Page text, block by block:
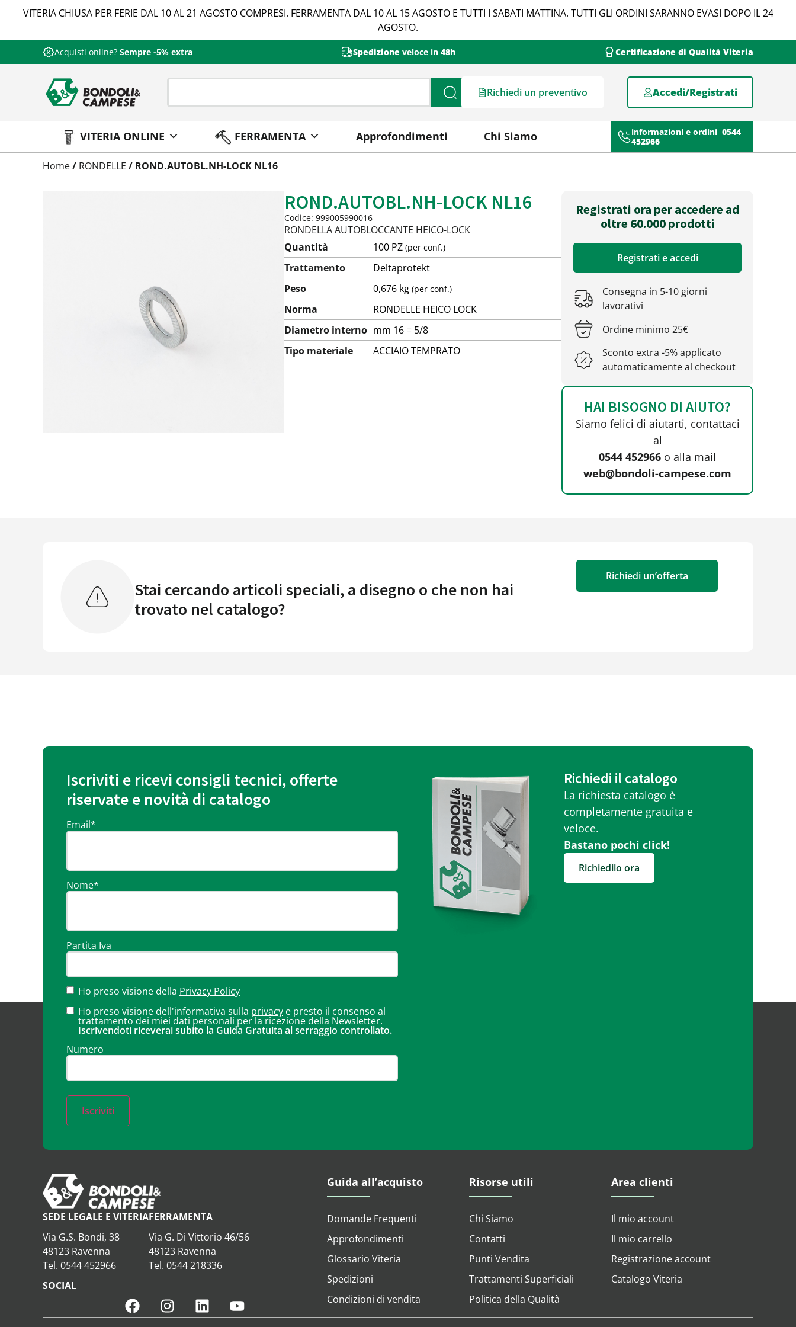
VITERIA CHIUSA PER FERIE DAL 10 AL 21 AGOSTO COMPRESI. FERRAMENTA DAL 10 AL 15 AGOSTO E TUTTI I SABATI MATTINA. TUTTI GLI ORDINI SARANNO EVASI DOPO IL 24
AGOSTO.
Acquisti online? Sempre -5% extra Spedizione veloce in 48h Certificazione di Qualità Viteria
Cerca Richiedi un preventivo Accedi/Registrati
VITERIA ONLINE FERRAMENTA Approfondimenti Chi Siamo informazioni e ordini 0544
452966
TrattamentoHome/ RONDELLE / ROND.AUTOBL.NH-LOCK NL16
ROND.AUTOBL.NH-LOCK NL16
Codice: 999005990016
RONDELLA AUTOBLOCCANTE HEICO-LOCK
Quantità
100 PZ (per conf.)
Trattamento
Deltaprotekt
Peso
0,676 kg (per conf.)
Norma
RONDELLE HEICO LOCK
Diametro interno mm 16 = 5/8
Tipo materiale
ACCIAIO TEMPRATO
Registrati ora per accedere ad
oltre 60.000 prodotti
Registrati e accedi
Consegna in 5-10 giorni
lavorativi
Ordine minimo 25€
Sconto extra -5% applicato
automaticamente al checkout
HAI BISOGNO DI AIUTO?
Siamo felici di aiutarti, contattaci
al
0544 452966 o alla mail
web@bondoli-campese.com
Stai cercando articoli speciali, a disegno o che non hai
trovato nel catalogo?
Richiedi un’offerta
Iscriviti e ricevi consigli tecnici, offerte
riservate e novità di catalogo
Email*
Nome*
Partita Iva
Ho preso visione della Privacy Policy
Ho preso visione dell'informativa sulla privacy e presto il consenso al
trattamento dei miei dati personali per la ricezione della Newsletter.
Iscrivendoti riceverai subito la Guida Gratuita al serraggio controllato.
Numero
Iscriviti
Richiedi il catalogo
La richiesta catalogo è
completamente gratuita e
veloce.
Bastano pochi click!
Richiedilo ora
SEDE LEGALE E VITERIA
Via G.S. Bondi, 38
48123 Ravenna
Tel. 0544 452966
FERRAMENTA
Via G. Di Vittorio 46/56
48123 Ravenna
Tel. 0544 218336
SOCIAL
Guida all’acquisto
Domande Frequenti
Approfondimenti
Glossario Viteria
Spedizioni
Condizioni di vendita
Risorse utili
Chi Siamo
Contatti
Punti Vendita
Trattamenti Superficiali
Politica della Qualità
Area clienti
Il mio account
Il mio carrello
Registrazione account
Catalogo Viteria